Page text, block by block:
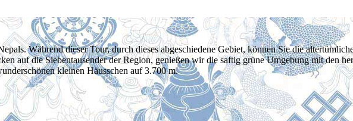
Während dieser Tour, durch dieses abgeschiedene Gebiet, können Sie die
auf die Siebentausender der Region, genießen wir die saftig grüne Umgebung mit den
kleinen Häusschen auf 3.700 m.